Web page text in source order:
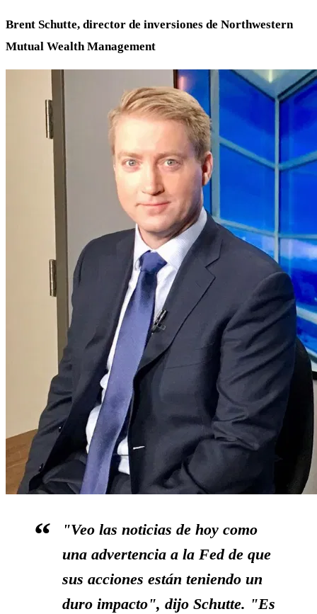
Brent Schutte, director de inversiones de Northwestern
Mutual Wealth Management
"Veo las noticias de hoy como
una advertencia a la Fed de que
sus acciones están teniendo un
duro impacto", dijo Schutte. "Es